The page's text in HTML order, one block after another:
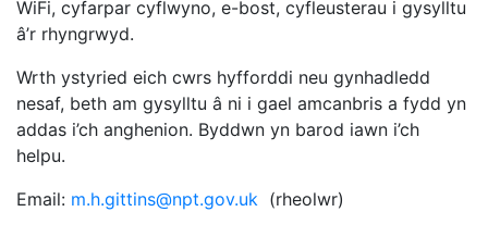
WiFi, cyfarpar cyflwyno, e-bost, cyfleusterau i gysylltu
â’r rhyngrwyd.
Wrth ystyried eich cwrs hyfforddi neu gynhadledd
nesaf, beth am gysylltu â ni i gael amcanbris a fydd yn
addas i’ch anghenion. Byddwn yn barod iawn i’ch
helpu.
Email: m.h.gittins@npt.gov.uk (rheolwr)